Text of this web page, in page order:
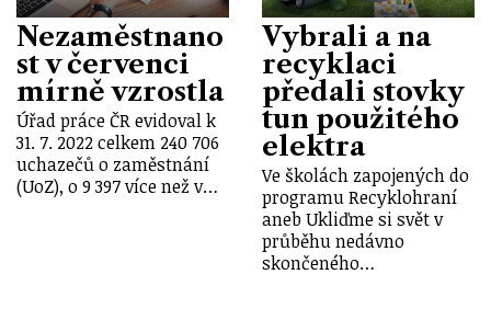
Nezaměstnano
st v červenci
mírně vzrostla
Úřad práce ČR evidoval k
31. 7. 2022 celkem 240 706
uchazečů o zaměstnání
(UoZ), o 9 397 více než v…
Vybrali a na
recyklaci
předali stovky
tun použitého
elektra
Ve školách zapojených do
programu Recyklohraní
aneb Ukliďme si svět v
průběhu nedávno
skončeného…